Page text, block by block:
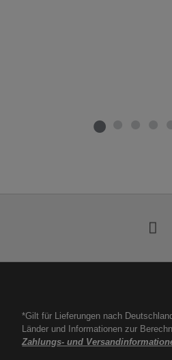
*Gilt für Lieferungen nach
Länder und Informationen zur
Zahlungs- und